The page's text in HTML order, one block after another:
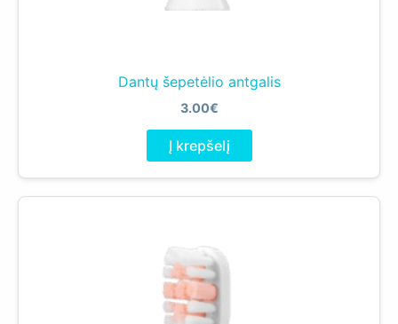
Dantų šepetėlio antgalis
3.00€
Į krepšelį